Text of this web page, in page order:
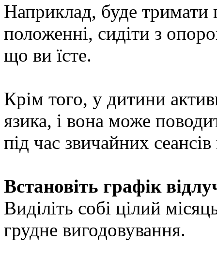
Наприклад, буде тримати
положенні, сидіти з
що ви їсте.
Крім того, у дитини
язика, і вона може
під час звичайних
Встановіть графік
Виділіть собі цілий
грудне вигодовування.